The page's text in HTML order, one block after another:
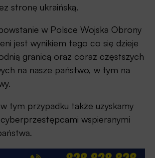
stronę ukraińską.
w Polsce Wojska Obrony
jest wynikiem tego co się dzieje
granicą oraz coraz częstszych
na nasze państwo, w tym na
tym przypadku także uzyskamy
wspieranymi